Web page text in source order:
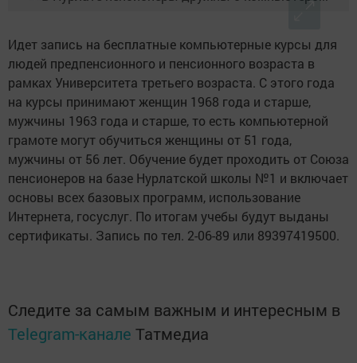
Идет запись на бесплатные компьютерные курсы для
людей предпенсионного и пенсионного возраста в
рамках Университета третьего возраста. С этого года
на курсы принимают женщин 1968 года и старше,
мужчины 1963 года и старше, то есть компьютерной
грамоте могут обучиться женщины от 51 года,
мужчины от 56 лет. Обучение будет проходить от Союза
пенсионеров на базе Нурлатской школы №1 и включает
основы всех базовых программ, использование
Интернета, госуслуг. По итогам учебы будут выданы
сертификаты. Запись по тел. 2-06-89 или 89397419500.
Следите за самым важным и интересным в
Telegram-канале Татмедиа